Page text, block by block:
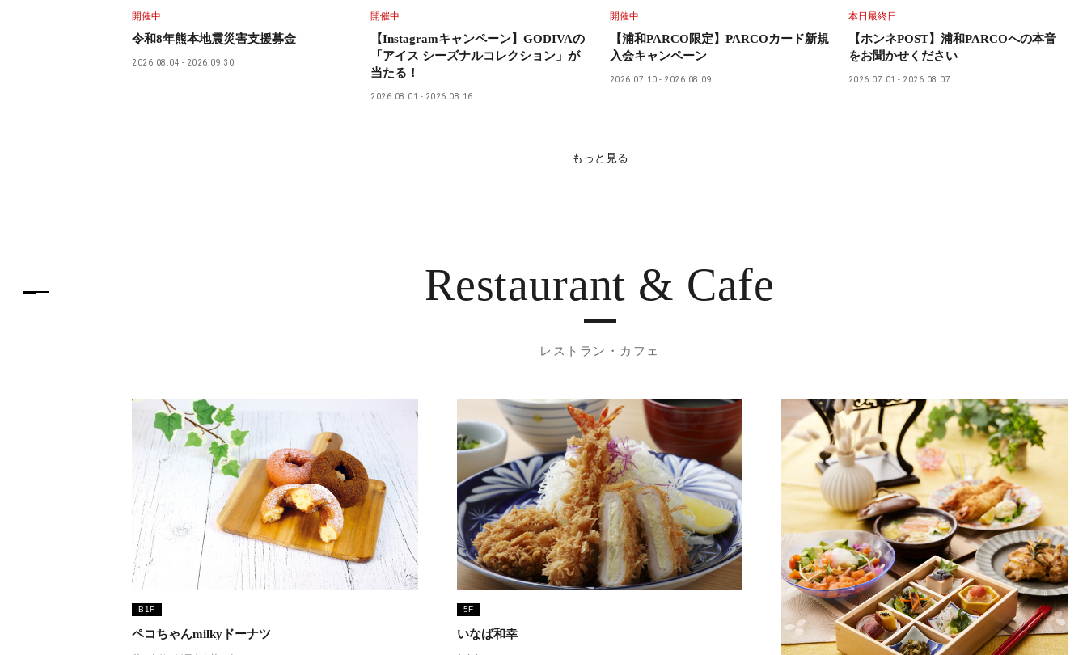
開催中
令和8年熊本地震災害支援募金
2026.08.04 2026.09.30
開催中
【Instagramキャンペーン】GODIVAの
「アイス シーズナルコレクション」が
当たる！
2026.08.01 2026.08.16
開催中
【浦和PARCO限定】PARCOカード新規
入会キャンペーン
2026.07.10 2026.08.09
本日最終日
【ホンネPOST】浦和PARCOへの本音
をお聞かせください
2026.07.01 2026.08.07
もっと見る
Restaurant & Cafe
レストラン・カフェ
B1F
ペコちゃんmilkyドーナツ
5F
いなば和幸